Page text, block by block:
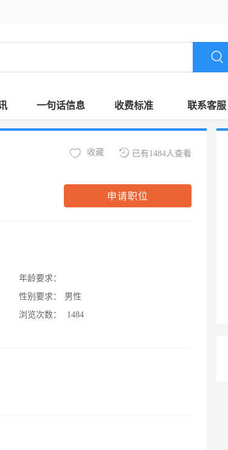
一句话信息 收费标准 联系客服
已有1484人查看
收藏
申请职位
年龄要求：
性别要求：
男性
浏览次数：
1484